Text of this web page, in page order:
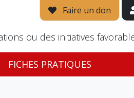
Faire un don
ou des initiatives
FICHES PRATIQUES